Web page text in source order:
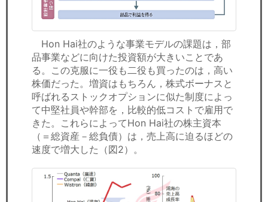
Hon Hai社のような事業モデルの課題は，部
品事業などに向けた投資額が大きいことであ
る。この克服に一役も二役も買ったのは，高い
株価だった。増資はもちろん，株式ボーナスと
呼ばれるストックオプションに似た制度によっ
て中堅社員や幹部を，比較的低コストで雇用で
きた。これらによってHon Hai社の株主資本
（＝総資産－総負債）は，売上高に迫るほどの
速度で増大した（図2）。